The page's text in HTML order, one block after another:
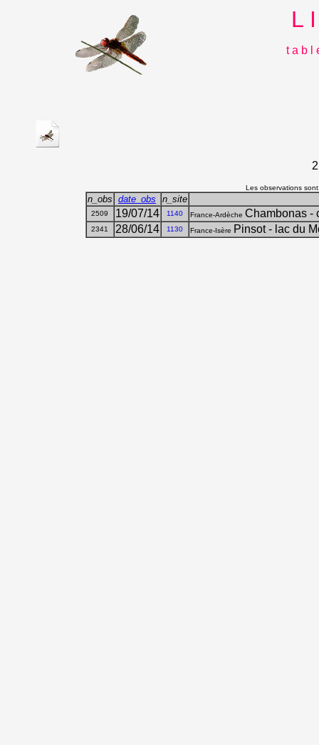
L
t a b l
Les observations
n_obs date_obs n_site
2509 19/07/14 1140 France-Ardèche Chambonas -
2341 28/06/14 1130 France-Isère Pinsot - lac du